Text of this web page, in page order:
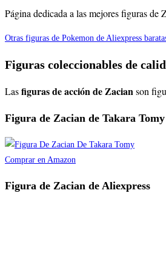
Página dedicada a las mejores figuras
Otras figuras de Pokemon de Aliexpress
Figuras coleccionables de
Lasfiguras de acción de Zacianson
Figura de Zacian de Takara Tomy
Comprar en Amazon
Figura de Zacian de Aliexpress